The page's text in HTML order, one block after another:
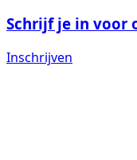
Schrijf je in voor
Inschrijven